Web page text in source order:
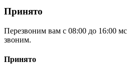
Принято
Перезвоним вам с 08:00 до 16:00
звоним.
Принято